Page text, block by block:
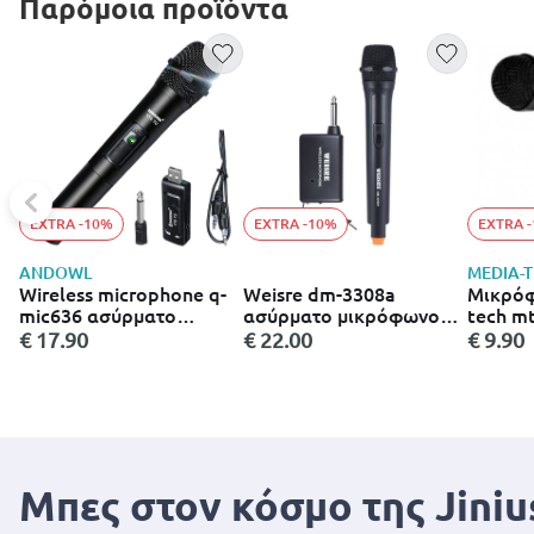
Παρόμοια προϊόντα
EXTRA -10%
ANDOWL
Wireless microphone q-
mic636 ασύρματο
μικρόφωνο
€ 17.90
EXTRA -10%
Weisre dm-3308a
ασύρματο μικρόφωνο
vhf
€ 22.00
EXTRA
MEDIA-
tech
€ 9.90
Μπες στον κόσμο της